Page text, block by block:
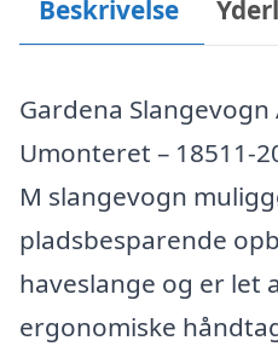
Beskrivelse
Gardena
Umonteret – 18511-
M slangevogn
pladsbesparende
haveslange og er let
ergonomiske